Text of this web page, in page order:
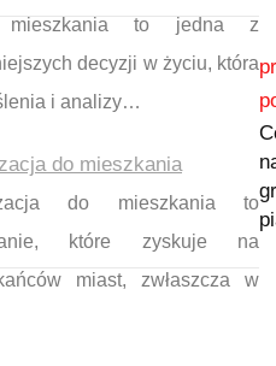
mieszkania to jedna z
decyzji w życiu, która
i analizy…
do mieszkania
do mieszkania to
które zyskuje na
miast, zwłaszcza w